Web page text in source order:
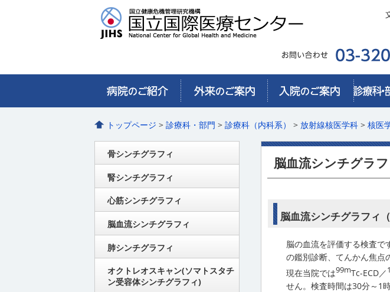
トップページ >診療科・部門 >診療科（内科系） >放射線核医学科 >核医
脳血流シンチグラ
脳血流シンチグラフィ（
脳の血流を評価する検査で
の鑑別診断、てんかん焦点
現在当院では99mTc-ECD／
せん。検査時間は30分～1
骨シンチグラフィ
腎シンチグラフィ
心筋シンチグラフィ
脳血流シンチグラフィ
肺シンチグラフィ
オクトレオスキャン(ソマトスタチ
ン受容体シンチグラフィ)